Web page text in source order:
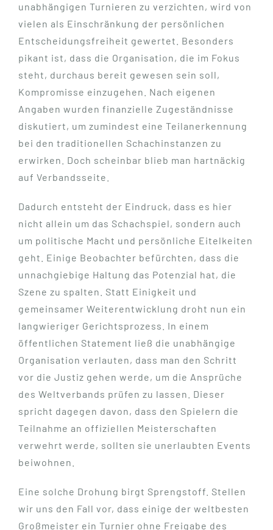
unabhängigen Turnieren zu verzichten, wird von
vielen als Einschränkung der persönlichen
Entscheidungsfreiheit gewertet. Besonders
pikant ist, dass die Organisation, die im Fokus
steht, durchaus bereit gewesen sein soll,
Kompromisse einzugehen. Nach eigenen
Angaben wurden finanzielle Zugeständnisse
diskutiert, um zumindest eine Teilanerkennung
bei den traditionellen Schachinstanzen zu
erwirken. Doch scheinbar blieb man hartnäckig
auf Verbandsseite.
Dadurch entsteht der Eindruck, dass es hier
nicht allein um das Schachspiel, sondern auch
um politische Macht und persönliche Eitelkeiten
geht. Einige Beobachter befürchten, dass die
unnachgiebige Haltung das Potenzial hat, die
Szene zu spalten. Statt Einigkeit und
gemeinsamer Weiterentwicklung droht nun ein
langwieriger Gerichtsprozess. In einem
öffentlichen Statement ließ die unabhängige
Organisation verlauten, dass man den Schritt
vor die Justiz gehen werde, um die Ansprüche
des Weltverbands prüfen zu lassen. Dieser
spricht dagegen davon, dass den Spielern die
Teilnahme an offiziellen Meisterschaften
verwehrt werde, sollten sie unerlaubten Events
beiwohnen.
Eine solche Drohung birgt Sprengstoff. Stellen
wir uns den Fall vor, dass einige der weltbesten
Großmeister ein Turnier ohne Freigabe des